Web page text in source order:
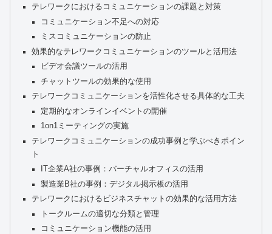
テレワークにおけるコミュニケーションの課題と対策
コミュニケーション不足への対応
ミスコミュニケーションの防止
効果的なテレワークコミュニケーションのツールと活用法
ビデオ会議ツールの活用
チャットツールの効果的な使用
テレワークコミュニケーションを活性化させる具体的な工夫
定期的なオンラインイベントの開催
1on1ミーティングの実施
テレワークコミュニケーションの成功事例と学ぶべきポイン
ト
IT企業A社の事例：バーチャルオフィスの活用
製造業B社の事例：デジタル掲示板の活用
テレワークにおけるビジネスチャットの効果的な活用方法
トークルームの適切な分類と管理
コミュニケーション機能の活用